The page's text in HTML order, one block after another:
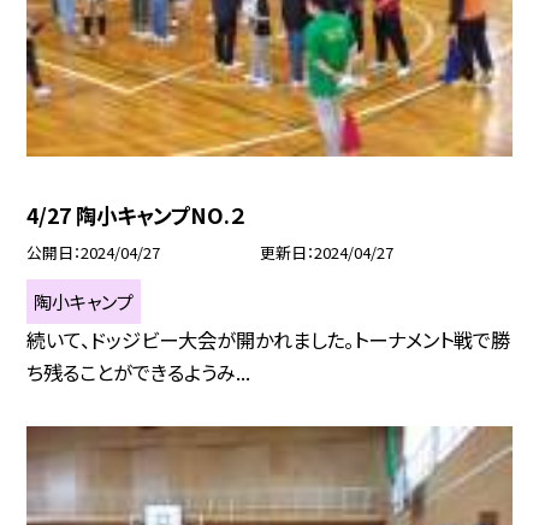
4/27 陶小キャンプNO.２
公開日 2024/04/27 更新日 2024/04/27
陶小キャンプ
続いて、ドッジビー大会が開かれました。トーナメント戦で勝
ち残ることができるようみ...